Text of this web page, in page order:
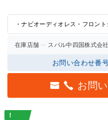
・ナビオーディオレス・フロン
在庫店舗 スバル中四国株式会
お問い合わせ番
お問